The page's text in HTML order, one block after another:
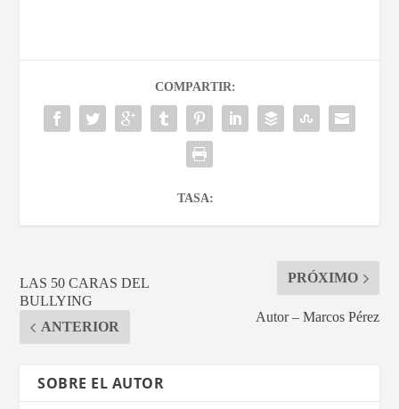
COMPARTIR:
TASA:
LAS 50 CARAS DEL
BULLYING
ANTERIOR
PRÓXIMO
Autor – Marcos Pérez
SOBRE EL AUTOR